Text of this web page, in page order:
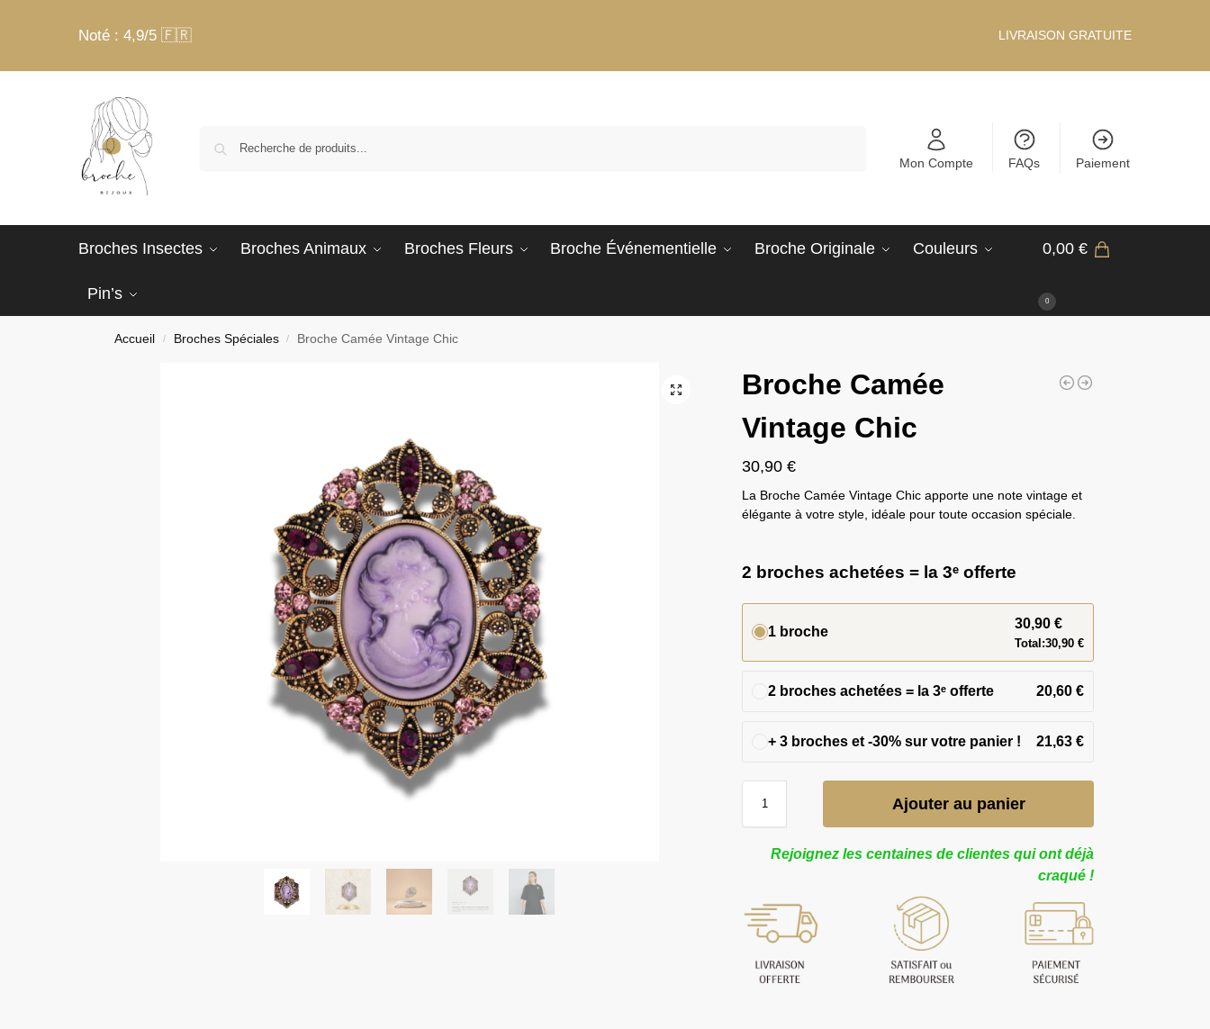
Noté : 4,9/5 🇫🇷 LIVRAISON GRATUITE
Mon Compte FAQs Paiement
Broches Insectes Broches Animaux Broches Fleurs Broche Événementielle Broche Originale Couleurs
Pin’s
0,00€
0
Accueil / Broches Spéciales / Broche Camée Vintage Chic
Broche Camée
Vintage Chic
30,90€
La Broche Camée Vintage Chic apporte une note vintage et
élégante à votre style, idéale pour toute occasion spéciale.
2 broches achetées = la 3ᵉ offerte
1 broche
30,90€
Total:30,90€
2 broches achetées = la 3ᵉ offerte 20,60€
21,63€
Ajouter au panier
Rejoignez les centaines de clientes qui ont déjà
craqué !